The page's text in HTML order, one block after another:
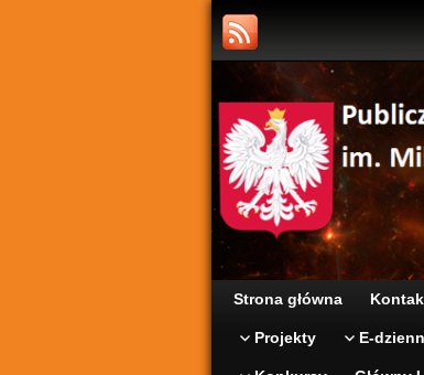
Strona główna
Projekty E-